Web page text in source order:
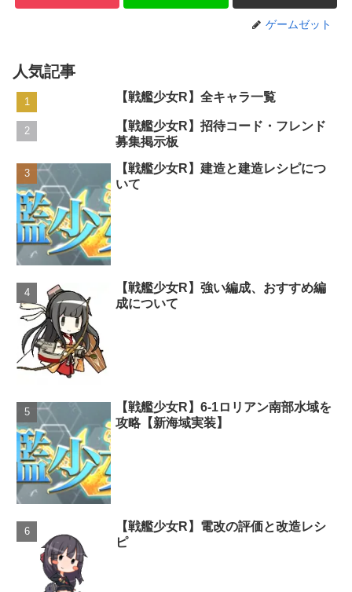
ゲームゼット
人気記事
【戦艦少女R】全キャラ一覧
【戦艦少女R】招待コード・フレンド
募集掲示板
【戦艦少女R】建造と建造レシピにつ
いて
【戦艦少女R】強い編成、おすすめ編
成について
【戦艦少女R】6-1ロリアン南部水域を
攻略【新海域実装】
【戦艦少女R】電改の評価と改造レシ
ピ